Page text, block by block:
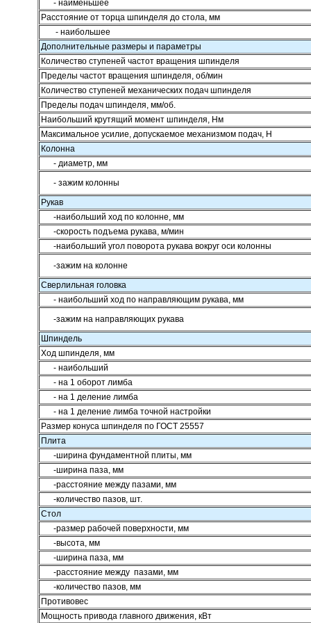
- наименьшее
Расстояние от торца шпинделя до стола, мм
- наибольшее
Дополнительные размеры и параметры
Количество ступеней частот вращения шпинделя
Пределы частот вращения шпинделя, об/мин
Количество ступеней механических подач шпинделя
Пределы подач шпинделя, мм/об.
Наибольший крутящий момент шпинделя, Нм
Максимальное усилие, допускаемое механизмом подач, Н
Колонна
- диаметр, мм
- зажим колонны
Рукав
-наибольший ход по колонне, мм
-скорость подъема рукава, м/мин
-наибольший угол поворота рукава вокруг оси колонны
-зажим на колонне
Сверлильная головка
- наибольший ход по направляющим рукава, мм
-зажим на направляющих рукава
Шпиндель
Ход шпинделя, мм
- наибольший
- на 1 оборот лимба
- на 1 деление лимба
- на 1 деление лимба точной настройки
Размер конуса шпинделя по ГОСТ 25557
Плита
-ширина фундаментной плиты, мм
-ширина паза, мм
-расстояние между пазами, мм
-количество пазов, шт.
Стол
-размер рабочей поверхности, мм
-высота, мм
-ширина паза, мм
-расстояние между пазами, мм
-количество пазов, мм
Противовес
Мощность привода главного движения, кВт